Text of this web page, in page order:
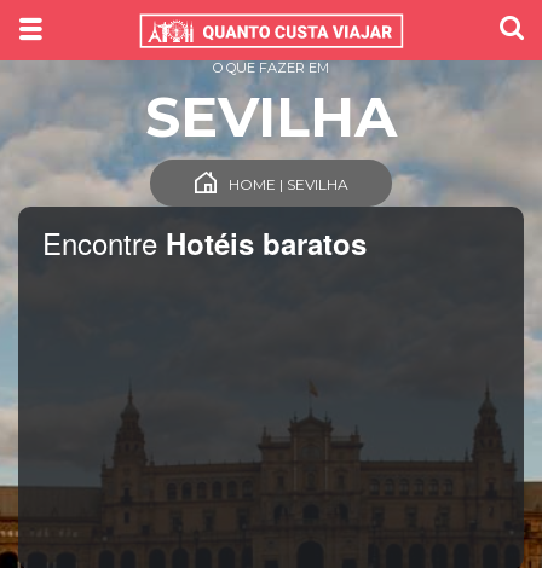
Encontre Hotéis baratos
O QUE FAZER EM
SEVILHA
HOME | SEVILHA